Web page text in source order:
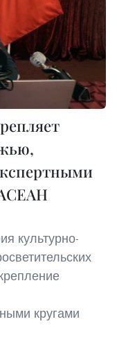
культурно-
кругами